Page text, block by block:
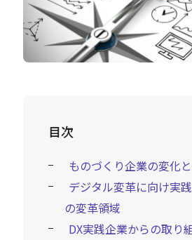
サイト内検索
Contact
目次
ものづくり企業の変化
デジタル変革に向け実
の変革領域
DX実践企業からの取り